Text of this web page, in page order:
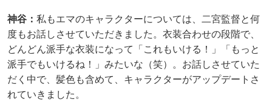
神谷： 私もエマのキャラクターについては、二宮監督と何
度もお話しさせていただきました。衣装合わせの段階で、
どんどん派手な衣装になって「これもいける！」「もっと
派手でもいけるね！」みたいな（笑）。お話しさせていた
だく中で、髪色も含めて、キャラクターがアップデートさ
れていきました。